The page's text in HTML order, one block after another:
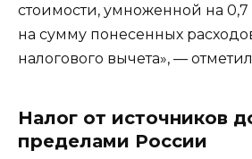
стоимости, умноженной на
на сумму понесенных
налогового вычета», —
Налог от источников
пределами России